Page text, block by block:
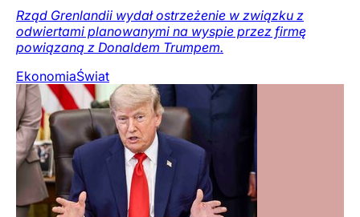
Rząd Grenlandii wydał ostrzeżenie w związku z
odwiertami planowanymi na wyspie przez firmę
powiązaną z Donaldem Trumpem.
EkonomiaŚwiat